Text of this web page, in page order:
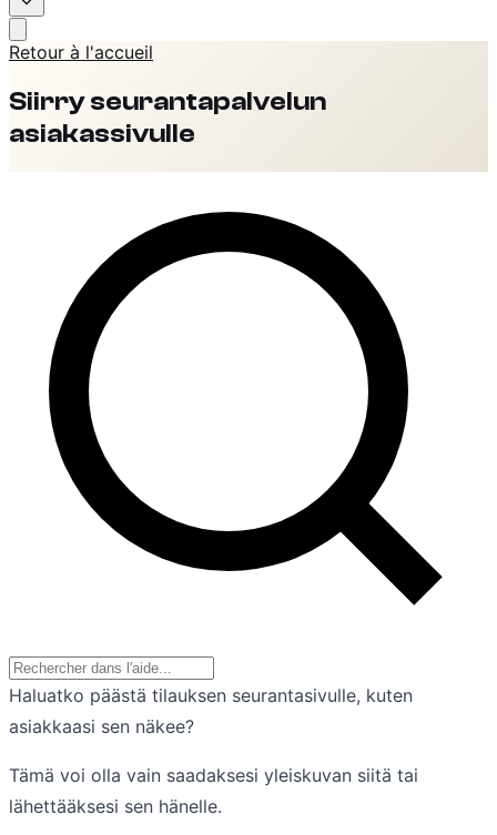
Retour à l'accueil
Siirry seurantapalvelun
asiakassivulle
Haluatko päästä tilauksen seurantasivulle, kuten
asiakkaasi sen näkee?
Tämä voi olla vain saadaksesi yleiskuvan siitä tai
lähettääksesi sen hänelle.